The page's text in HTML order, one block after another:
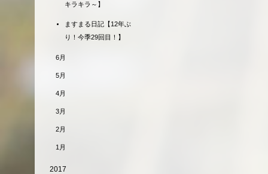
キラキラ～】
ますまる日記【12年ぶ
り！今季29回目！】
6月
5月
4月
3月
2月
1月
2017